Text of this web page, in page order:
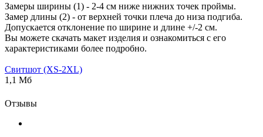
Замеры ширины (1) - 2-4 см ниже нижних точек проймы.
Замер длины (2) - от верхней точки плеча до низа подгиба.
Допускается отклонение по ширине и длине +/-2 см.
Вы можете скачать макет изделия и ознакомиться с его
характеристиками более подробно.
Свитшот (XS-2XL)
1,1 Мб
Отзывы